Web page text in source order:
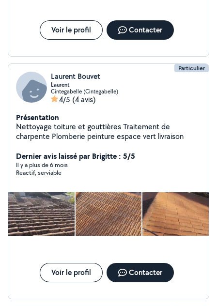
Voir le profil Contacter
Particulier
Laurent Bouvet
Laurent
Cintegabelle (Cintegabelle)
4/5 (4 avis)
Présentation
Nettoyage toiture et gouttières Traitement de
charpente Plomberie peinture espace vert livraison
Dernier avis laissé par Brigitte : 5/5
Il y a plus de 6 mois
Reactif, serviable
Voir le profil Contacter